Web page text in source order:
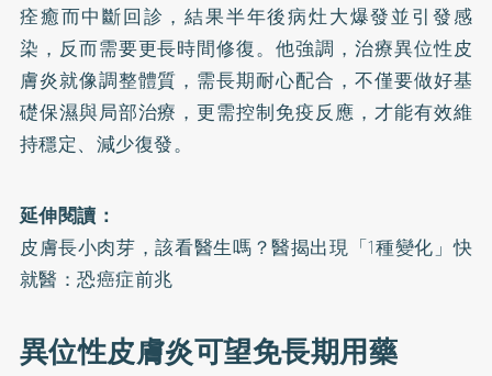
痊癒而中斷回診，結果半年後病灶大爆發並引發感
染，反而需要更長時間修復。他強調，治療異位性皮
膚炎就像調整體質，需長期耐心配合，不僅要做好基
礎保濕與局部治療，更需控制免疫反應，才能有效維
持穩定、減少復發。
延伸閱讀：
皮膚長小肉芽，該看醫生嗎？醫揭出現「1種變化」快
就醫：恐癌症前兆
異位性皮膚炎可望免長期用藥